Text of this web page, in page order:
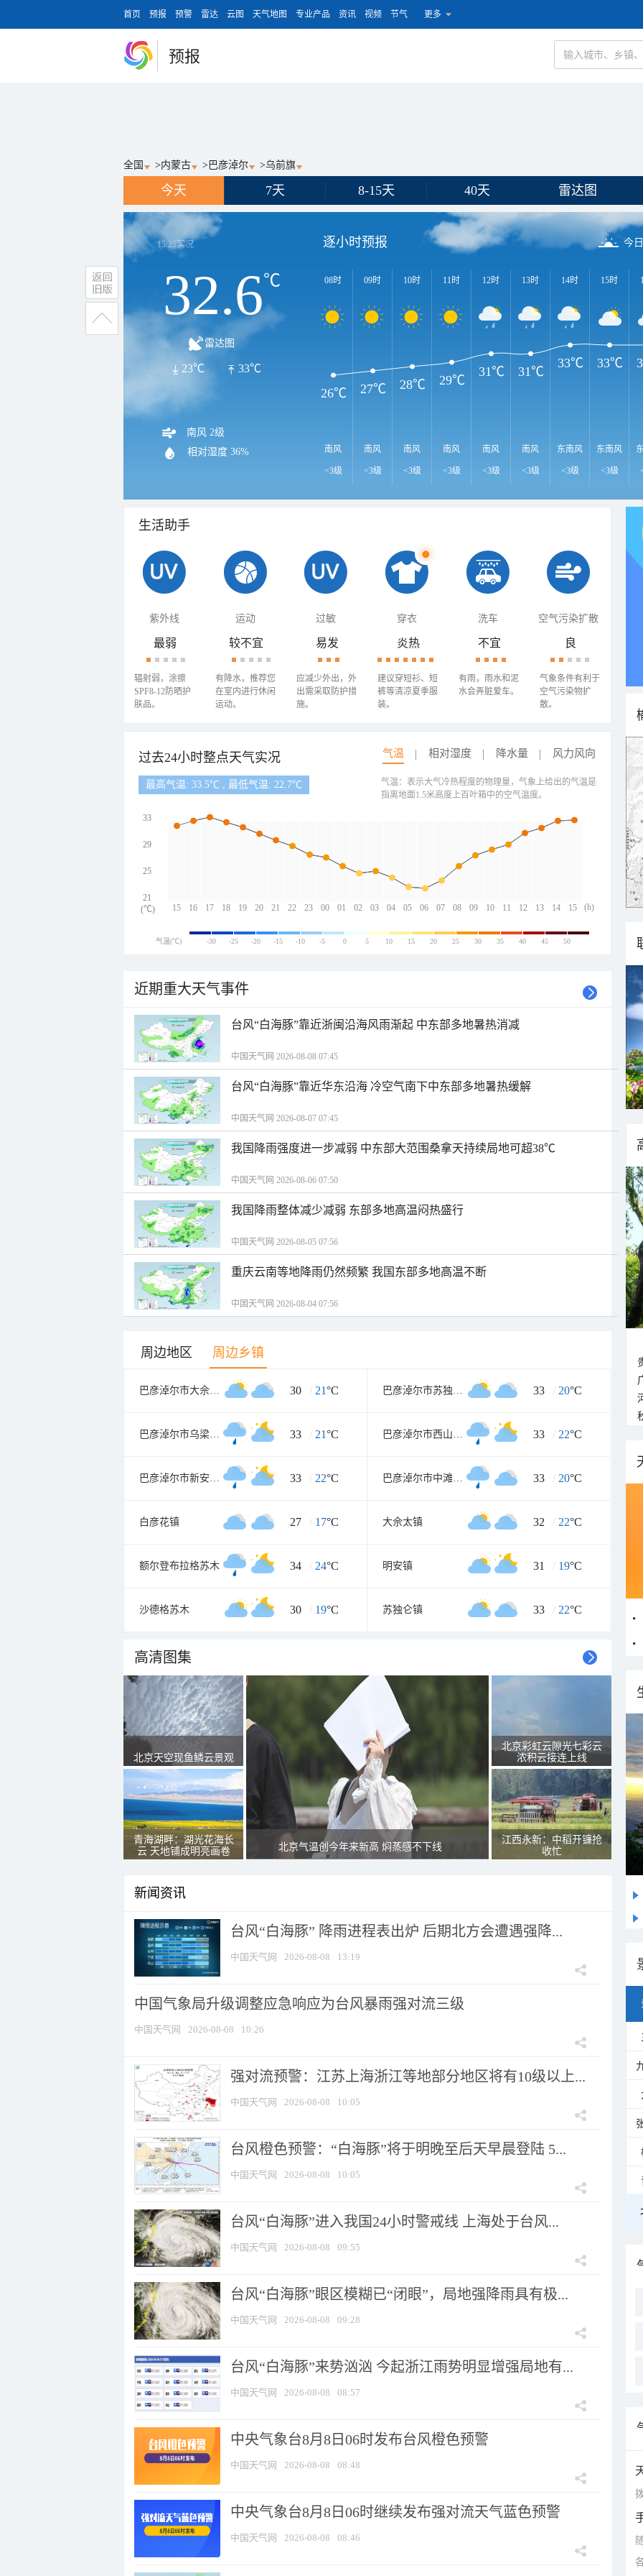
首页 预报 预警 雷达 云图 天气地图 专业产品 资讯 视频 节气 更多
预报
全国 >内蒙古 > 巴彦淖尔 >乌前旗
今天 7天 8-15天 40天 雷达图
15:25实况
32.6℃
雷达图
33℃
23℃
南风 2级
相对湿度 36%
逐小时预报 今
08时
南风
<3级
09时
南风
<3级
10时
南风
<3级
11时
南风
<3级
12时
南风
<3级
13时
南风
<3级
14时
东南风
<3级
15时
东南风
<3级
26℃ 27℃ 28℃ 29℃
31℃ 31℃
33℃ 33℃
生活助手
紫外线 运动 过敏 穿衣 洗车 空气污染扩散
最弱
辐射弱，涂擦
SPF8-12防晒护
肤品。
较不宜
有降水，推荐您
在室内进行休闲
运动。
易发
应减少外出，外
出需采取防护措
施。
炎热
建议穿短衫、短
裤等清凉夏季服
装。
不宜
有雨，雨水和泥
水会弄脏爱车。
良
气象条件有利于
空气污染物扩
散。
过去24小时整点天气实况 气温 相对湿度 降水量 风力风向
最高气温: 33.5℃ , 最低气温: 22.7℃
15 16 17 18 19 20 21 22 23 00 01 02 03 04 05 06 07 08 09 10 11 12 13 14 15
33
29
25
21
(h)
(℃)
气温：表示大气冷热程度的物理量，气象上给出的气温是
指离地面1.5米高度上百叶箱中的空气温度。
气温(℃) -30 -25 -20 -15 -10 -5 0 5 10 15 20 25 30 35 40 45 50
近期重大天气事件
台风“白海豚”靠近浙闽沿海风雨渐起 中东部多地暑热消减
中国天气网 2026-08-08 07:45
台风“白海豚”靠近华东沿海 冷空气南下中东部多地暑热缓解
中国天气网 2026-08-07 07:45
我国降雨强度进一步减弱 中东部大范围桑拿天持续局地可超38℃
中国天气网 2026-08-06 07:50
我国降雨整体减少减弱 东部多地高温闷热盛行
中国天气网 2026-08-05 07:56
重庆云南等地降雨仍然频繁 我国东部多地高温不断
中国天气网 2026-08-04 07:56
周边地区 周边乡镇
巴彦淖尔市大佘太牧场 30 / 21°C 巴彦淖尔市苏独仑农场 33 / 20°C
巴彦淖尔市乌梁素海渔场 33 / 21°C 巴彦淖尔市西山咀农场 33 / 22°C
巴彦淖尔市新安农场 33 / 22°C 巴彦淖尔市中滩农场 33 / 20°C
白彦花镇 27 / 17°C 大佘太镇 32 / 22°C
额尔登布拉格苏木 34 / 24°C 明安镇 31 / 19°C
沙德格苏木 30 / 19°C 苏独仑镇 33 / 22°C
高清图集
北京天空现鱼鳞云景观
青海湖畔：湖光花海长
云 天地铺成明亮画卷
北京气温创今年来新高 焖蒸感不下线
北京彩虹云隙光七彩云
浓积云接连上线
江西永新：中稻开镰抢
收忙
新闻资讯
台风“白海豚” 降雨进程表出炉 后期北方会遭遇强降...
中国天气网 2026-08-08 13:19
中国气象局升级调整应急响应为台风暴雨强对流三级
中国天气网 2026-08-08 10:26
强对流预警：江苏上海浙江等地部分地区将有10级以上...
中国天气网 2026-08-08 10:05
台风橙色预警：“白海豚”将于明晚至后天早晨登陆 5...
中国天气网 2026-08-08 10:05
台风“白海豚”进入我国24小时警戒线 上海处于台风...
中国天气网 2026-08-08 09:55
台风“白海豚”眼区模糊已“闭眼”，局地强降雨具有极...
中国天气网 2026-08-08 09:28
台风“白海豚”来势汹汹 今起浙江雨势明显增强局地有...
中国天气网 2026-08-08 08:57
中央气象台8月8日06时发布台风橙色预警
中国天气网 2026-08-08 08:48
中央气象台8月8日06时继续发布强对流天气蓝色预警
中国天气网 2026-08-08 08:46